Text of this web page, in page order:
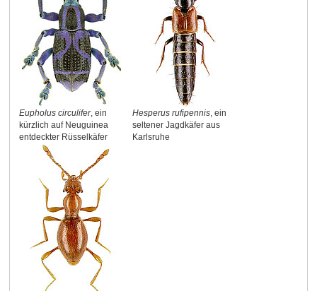
Eupholus circulifer, ein
kürzlich auf Neuguinea
entdeckter Rüsselkäfer
Hesperus rufipennis, ein
seltener Jagdkäfer aus
Karlsruhe